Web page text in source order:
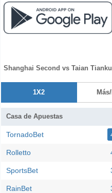
Shanghai Second vs Taian
1X2
Casa de Apuestas
TornadoBet
Rolletto
SportsBet
RainBet